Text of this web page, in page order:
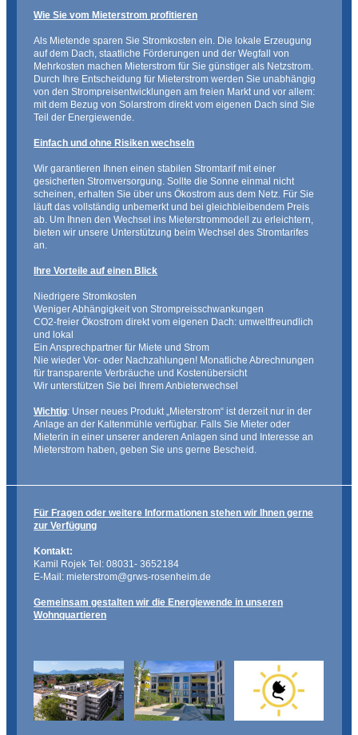
Wie Sie vom Mieterstrom profitieren
Als Mietende sparen Sie Stromkosten ein. Die lokale Erzeugung
auf dem Dach, staatliche Förderungen und der Wegfall von
Mehrkosten machen Mieterstrom für Sie günstiger als Netzstrom.
Durch Ihre Entscheidung für Mieterstrom werden Sie unabhängig
von den Strompreisentwicklungen am freien Markt und vor allem:
mit dem Bezug von Solarstrom direkt vom eigenen Dach sind Sie
Teil der Energiewende.
Einfach und ohne Risiken wechseln
Wir garantieren Ihnen einen stabilen Stromtarif mit einer
gesicherten Stromversorgung. Sollte die Sonne einmal nicht
scheinen, erhalten Sie über uns Ökostrom aus dem Netz. Für Sie
läuft das vollständig unbemerkt und bei gleichbleibendem Preis
ab. Um Ihnen den Wechsel ins Mieterstrommodell zu erleichtern,
bieten wir unsere Unterstützung beim Wechsel des Stromtarifes
an.
Ihre Vorteile auf einen Blick
Niedrigere Stromkosten
Weniger Abhängigkeit von Strompreisschwankungen
CO2-freier Ökostrom direkt vom eigenen Dach: umweltfreundlich
und lokal
Ein Ansprechpartner für Miete und Strom
Nie wieder Vor- oder Nachzahlungen! Monatliche Abrechnungen
für transparente Verbräuche und Kostenübersicht
Wir unterstützen Sie bei Ihrem Anbieterwechsel
Wichtig: Unser neues Produkt „Mieterstrom“ ist derzeit nur in der
Anlage an der Kaltenmühle verfügbar. Falls Sie Mieter oder
Mieterin in einer unserer anderen Anlagen sind und Interesse an
Mieterstrom haben, geben Sie uns gerne Bescheid.
Für Fragen oder weitere Informationen stehen wir Ihnen gerne
zur Verfügung
Kontakt:
Kamil Rojek Tel: 08031- 3652184
E-Mail: mieterstrom@grws-rosenheim.de
Gemeinsam gestalten wir die Energiewende in unseren
Wohnquartieren